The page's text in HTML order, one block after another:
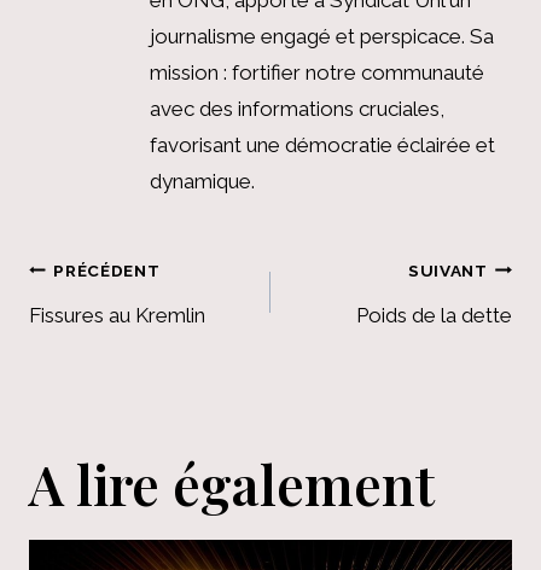
journalisme engagé et perspicace. Sa
mission : fortifier notre communauté
avec des informations cruciales,
favorisant une démocratie éclairée et
dynamique.
Navigation
de
PRÉCÉDENT
Fissures au Kremlin
SUIVANT
Poids de la dette
A lire également